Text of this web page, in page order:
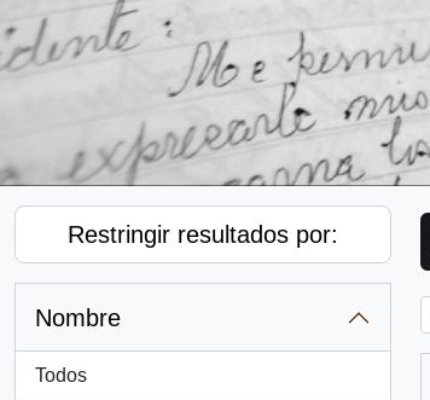
Restringir resultados por:
Nombre
Todos